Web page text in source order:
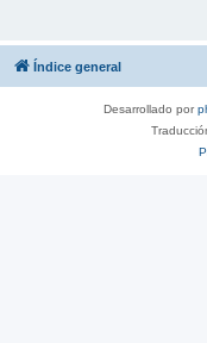
Índice general
Desarrollado por